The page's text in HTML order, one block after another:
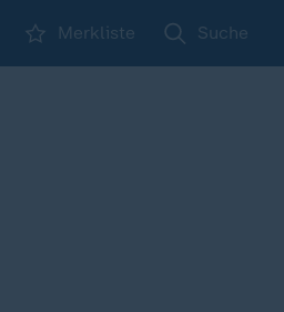
Merkliste Suche